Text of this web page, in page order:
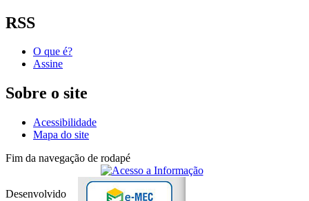
RSS
O que é?
Assine
Sobre o site
Acessibilidade
Mapa do site
Fim da navegação de rodapé
Desenvolvido